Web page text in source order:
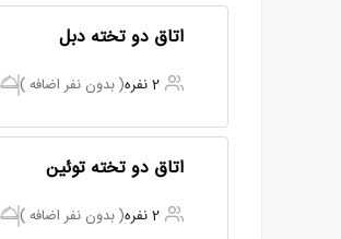
اتاق دو تخته دبل
2 نفره ( بدون نفر اضافه )
اتاق دو تخته توئین
2 نفره ( بدون نفر اضافه )